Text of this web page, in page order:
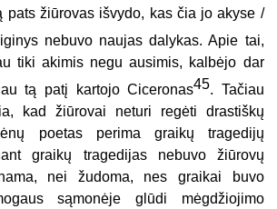
pats žiūrovas išvydo, kas čia jo akyse /
nebuvo naujas dalykas. Apie tai,
tiki akimis negu ausimis, kalbėjo dar
tą patį kartojo Ciceronas45. Tačiau
kad žiūrovai neturi regėti drastiškų
poetas perima graikų tragedijų
graikų tragedijas nebuvo žiūrovų
nei žudoma, nes graikai buvo
sąmonėje glūdi mėgdžiojimo